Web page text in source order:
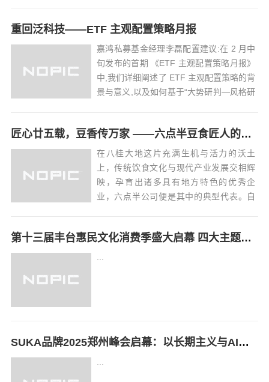
安全又有效?其实,选对益生菌,关键不在“大
牌”或“网红”,而要看配方...
重回泛科技——ETF 主观配置策略月报
嘉鸿私募基金经理李磊配置建议:在 2 月中
旬发布的首期 《ETF 主观配置策略月报》
中,我们详细阐述了 ETF 主观配置策略的背
景与意义,以及如何基于“大势研判—风格研
框架,我们会于每月中旬更新市场展望,并推
荐 10...
匠心廿五载，豆香传万家 ——六点半豆食匠人的坚守与传承
在八桂大地这片充满生机与活力的沃土
上，传统饮食文化与现代产业发展交相辉
映，孕育出诸多具有地方特色的优秀企
业，六点半公司便是其中的典型代表。自
土，在推动产业发展、弘扬地方文化等方
第十三届丰台惠民文化消费季盛大启幕 四大主题板块点亮区域文化生活
...
SUKA品牌2025郑州峰会启幕：以长期主义与AI技术锚定健康行业新未来
...